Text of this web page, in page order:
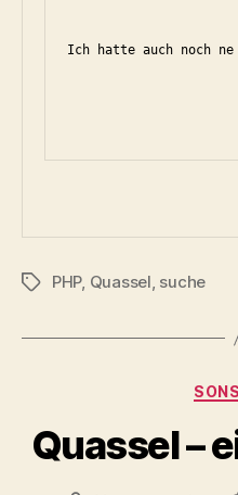
Ich hatte auch noch
Schlagwörter
PHP, Quassel, suche
Quassel –